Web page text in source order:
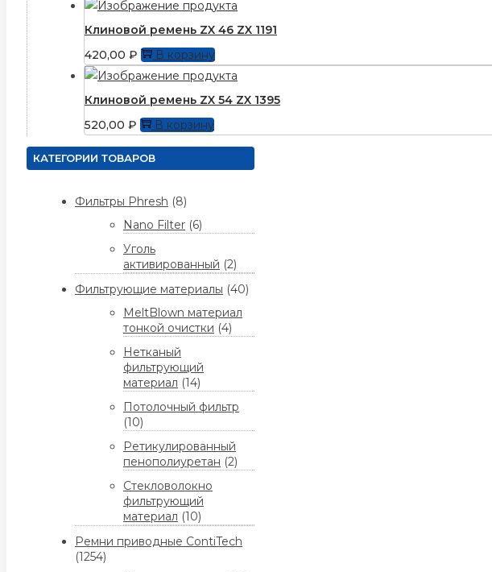
Клиновой ремень ZX 46 ZX 1191
420,00 ₽ В корзину
Клиновой ремень ZX 54 ZX 1395
520,00 ₽ В корзину
КАТЕГОРИИ ТОВАРОВ
Фильтры Phresh (8)
Nano Filter (6)
Уголь
активированный (2)
Фильтрующие материалы (40)
MeltBlown материал
тонкой очистки (4)
Нетканый
фильтрующий
материал (14)
Потолочный фильтр
(10)
Ретикулированный
пенополиуретан (2)
Стекловолокно
фильтрующий
материал (10)
Ремни приводные ContiTech
(1254)